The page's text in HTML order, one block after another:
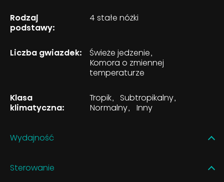
Rodzaj
podstawy:
4 stałe nóżki
Liczba gwiazdek:
Świeże jedzenie
Komora o zmiennej
temperaturze
Klasa
klimatyczna:
Tropik
Subtropikalny
Normalny
Inny
Wydajność
Sterowanie